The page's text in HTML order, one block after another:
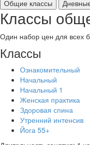
Общие классы
Классы
Один набор цен для всех
Классы
Ознакомительный
Начальный
Начальный 1
Женская практика
Здоровая спина
Утренний интенсив
Йога 55+